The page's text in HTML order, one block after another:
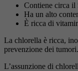
Contiene circa il
Ha un alto
È ricca di
La chlorella è ricca,
prevenzione dei tumori.
L’assunzione di